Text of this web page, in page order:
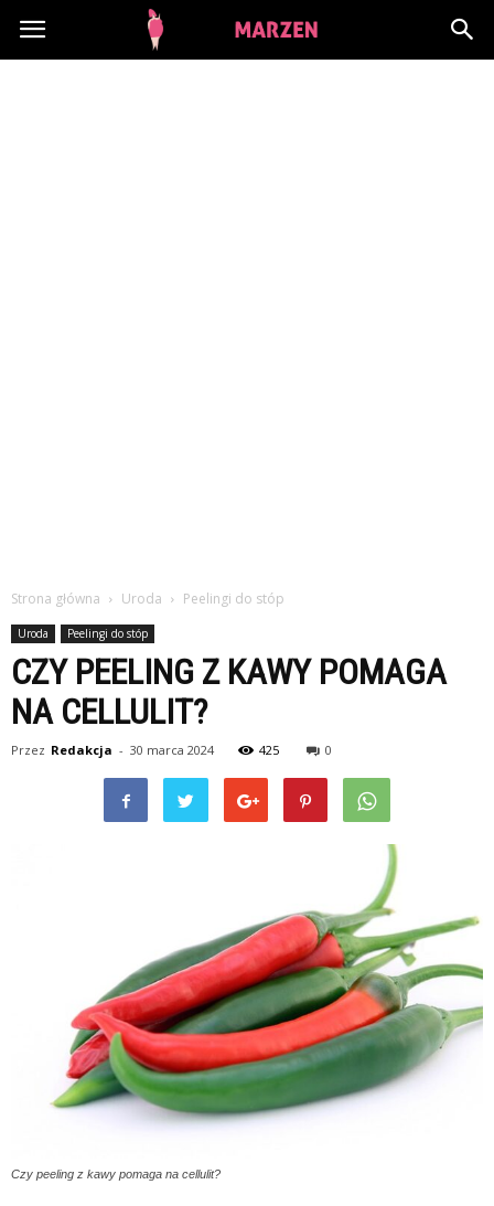
CialoMarzen.pl
Strona główna Uroda Peelingi do stóp
Uroda Peelingi do stóp
CZY PEELING Z KAWY POMAGA
NA CELLULIT?
Przez Redakcja - 30 marca 2024 425 0
Czy peeling z kawy pomaga na cellulit?